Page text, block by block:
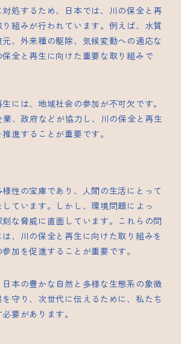
処するため、日本では、川の保全と再
組みが行われています。例えば、水質
、外来種の駆除、気候変動への適応な
全と再生に向けた重要な取り組みで
には、地域社会の参加が不可欠です。
、政府などが協力し、川の保全と再生
進することが重要です。
性の宝庫であり、人間の生活にとって
ています。しかし、環境問題によっ
な脅威に直面しています。これらの問
、川の保全と再生に向けた取り組みを
加を促進することが重要です。
本の豊かな自然と多様な生態系の象徴
守り、次世代に伝えるために、私たち
要があります。